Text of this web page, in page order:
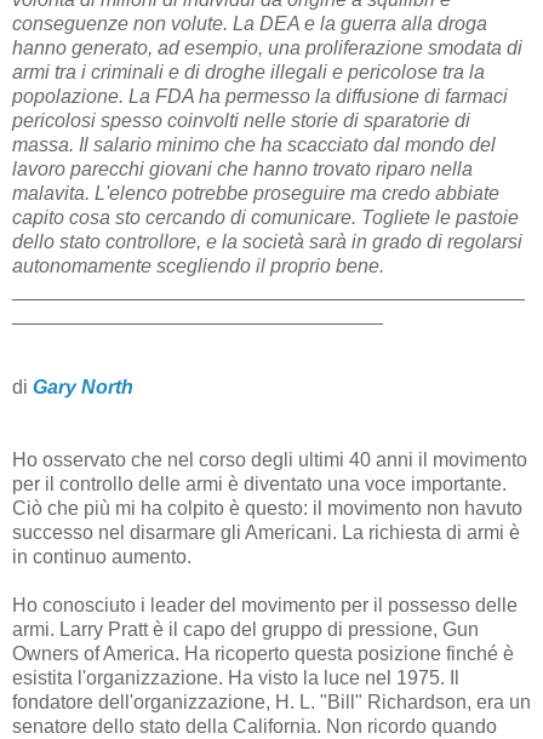
conseguenze non volute. La DEA e la guerra alla droga
hanno generato, ad esempio, una proliferazione smodata di
armi tra i criminali e di droghe illegali e pericolose tra la
popolazione. La FDA ha permesso la diffusione di farmaci
pericolosi spesso coinvolti nelle storie di sparatorie di
massa. Il salario minimo che ha scacciato dal mondo del
lavoro parecchi giovani che hanno trovato riparo nella
malavita. L'elenco potrebbe proseguire ma credo abbiate
capito cosa sto cercando di comunicare. Togliete le pastoie
dello stato controllore, e la società sarà in grado di regolarsi
autonomamente scegliendo il proprio bene.
di Gary North
Ho osservato che nel corso degli ultimi 40 anni il movimento
per il controllo delle armi è diventato una voce importante.
Ciò che più mi ha colpito è questo: il movimento non havuto
successo nel disarmare gli Americani. La richiesta di armi è
in continuo aumento.
Ho conosciuto i leader del movimento per il possesso delle
armi. Larry Pratt è il capo del gruppo di pressione, Gun
Owners of America. Ha ricoperto questa posizione finché è
esistita l'organizzazione. Ha visto la luce nel 1975. Il
fondatore dell'organizzazione, H. L. "Bill" Richardson, era un
senatore dello stato della California. Non ricordo quando